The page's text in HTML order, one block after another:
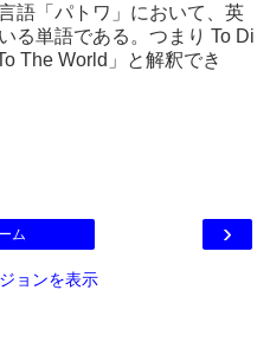
語「パトワ」において、英
る単語である。つまり To Di
The World」と解釈でき
›
ム
ョンを表示